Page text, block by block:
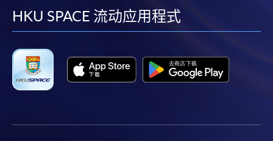
facebook
youtube
linkedin
HKU SPACE 流动应用程式